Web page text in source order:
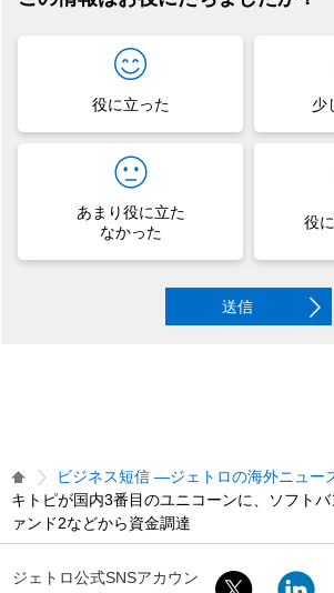
役に立った 少
あまり役に立た
なかった
役
送信
ビジネス短信 ―ジェトロの海外ニュー
キトピが国内3番目のユニコーンに、ソフト
ァンド2などから資金調達
ジェトロ公式SNSアカウン